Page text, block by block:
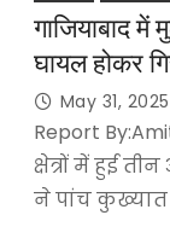
गाजियाबाद में
घायल होकर
May 31, 2025
Report
क्षेत्रों में हुई
ने पांच कुख्यात